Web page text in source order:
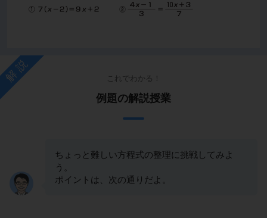
解説 これでわかる！
例題の解説授業
ちょっと難しい方程式の整理に挑戦してみよ
う。
ポイントは、次の通りだよ。